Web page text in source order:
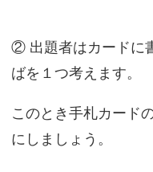
② 出題者はカードに
ばを１つ考えます。
このとき手札カード
にしましょう。